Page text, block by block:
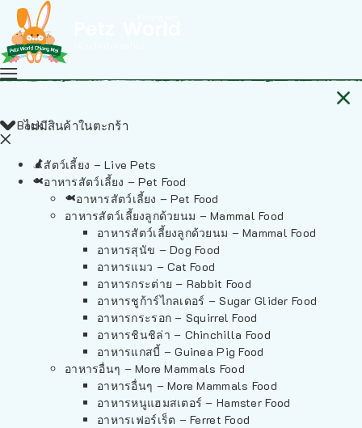
ไม่มีสินค้าในตะกร้า
Back
สัตว์เลี้ยง – Live Pets
อาหารสัตว์เลี้ยง – Pet Food
อาหารสัตว์เลี้ยง – Pet Food
อาหารสัตว์เลี้ยงลูกด้วยนม – Mammal Food
อาหารสัตว์เลี้ยงลูกด้วยนม – Mammal Food
อาหารสุนัข – Dog Food
อาหารแมว – Cat Food
อาหารกระต่าย – Rabbit Food
อาหารชูก้าร์ไกลเดอร์ – Sugar Glider Food
อาหารกระรอก – Squirrel Food
อาหารชินชิล่า – Chinchilla Food
อาหารแกสบี้ – Guinea Pig Food
อาหารอื่นๆ – More Mammals Food
อาหารอื่นๆ – More Mammals Food
อาหารหนูแฮมสเตอร์ – Hamster Food
อาหารเฟอร์เร็ต – Ferret Food